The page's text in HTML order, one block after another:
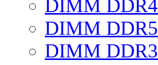
DIMM DDR4
DIMM DDR5
DIMM DDR3